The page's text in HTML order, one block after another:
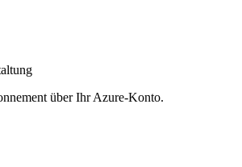
über Ihr Azure-Konto.